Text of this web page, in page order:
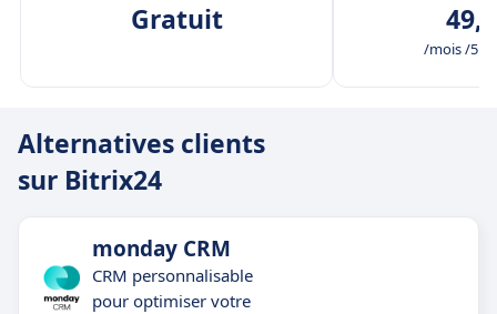
Gratuit
/mois /5
Alternatives clients
sur Bitrix24
monday CRM
CRM personnalisable
pour optimiser votre